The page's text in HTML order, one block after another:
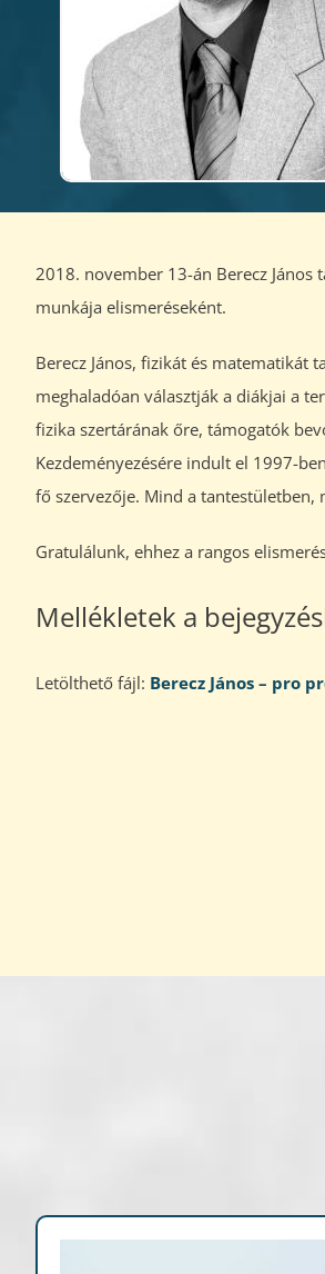
2018. november 13-án Berecz János
munkája elismeréseként.
Berecz János, fizikát és matematikát
meghaladóan választják a diákjai a
fizika szertárának őre, támogatók
Kezdeményezésére indult el 1997-
fő szervezője. Mind a tantestületben,
Gratulálunk, ehhez a rangos
Mellékletek a
Letölthető fájl: Berecz János – pro